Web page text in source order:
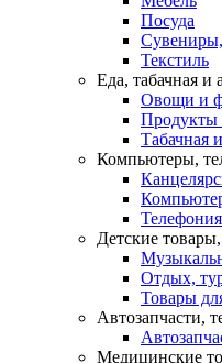
Посуда
Текстиль
Еда, табачная и
Овощи и
Продукты
Табачная
Компьютеры,
Телефония
Детские
Отдых,
Товары
Автозапчасти,
Медицинские